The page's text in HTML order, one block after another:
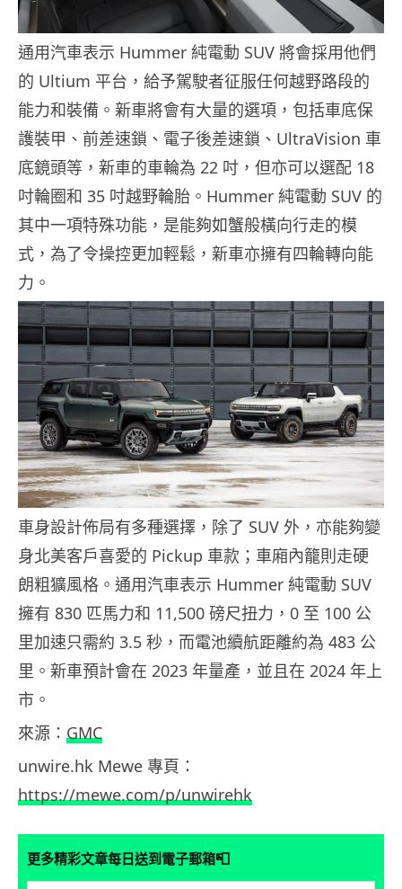
通用汽車表示 Hummer 純電動 SUV 將會採用他們
的 Ultium 平台，給予駕駛者征服任何越野路段的
能力和裝備。新車將會有大量的選項，包括車底保
護裝甲、前差速鎖、電子後差速鎖、UltraVision 車
底鏡頭等，新車的車輪為 22 吋，但亦可以選配 18
吋輪圈和 35 吋越野輪胎。Hummer 純電動 SUV 的
其中一項特殊功能，是能夠如蟹般橫向行走的模
式，為了令操控更加輕鬆，新車亦擁有四輪轉向能
力。
車身設計佈局有多種選擇，除了 SUV 外，亦能夠變
身北美客戶喜愛的 Pickup 車款；車廂內籠則走硬
朗粗獷風格。通用汽車表示 Hummer 純電動 SUV
擁有 830 匹馬力和 11,500 磅尺扭力，0 至 100 公
里加速只需約 3.5 秒，而電池續航距離約為 483 公
里。新車預計會在 2023 年量產，並且在 2024 年上
市。
來源： GMC
unwire.hk Mewe 專頁：
https://mewe.com/p/unwirehk
更多精彩文章每日送到電子郵箱📮